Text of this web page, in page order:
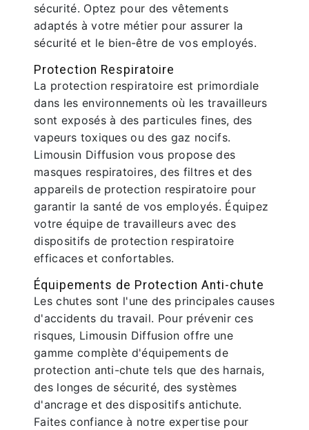
sécurité. Optez pour des vêtements
adaptés à votre métier pour assurer la
sécurité et le bien-être de vos employés.
Protection Respiratoire
La protection respiratoire est primordiale
dans les environnements où les travailleurs
sont exposés à des particules fines, des
vapeurs toxiques ou des gaz nocifs.
Limousin Diffusion vous propose des
masques respiratoires, des filtres et des
appareils de protection respiratoire pour
garantir la santé de vos employés. Équipez
votre équipe de travailleurs avec des
dispositifs de protection respiratoire
efficaces et confortables.
Équipements de Protection Anti-chute
Les chutes sont l'une des principales causes
d'accidents du travail. Pour prévenir ces
risques, Limousin Diffusion offre une
gamme complète d'équipements de
protection anti-chute tels que des harnais,
des longes de sécurité, des systèmes
d'ancrage et des dispositifs antichute.
Faites confiance à notre expertise pour